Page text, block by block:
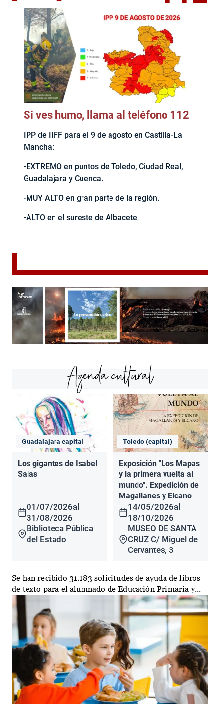
Si ves humo, llama al teléfono 112
IPP de IIFF para el 9 de agosto en Castilla-La
Mancha:
-EXTREMO en puntos de Toledo, Ciudad Real,
Guadalajara y Cuenca.
-MUY ALTO en gran parte de la región.
-ALTO en el sureste de Albacete.
Agenda cultural
Guadalajara capital
Los gigantes de Isabel
Salas
01/07/2026al
31/08/2026
Biblioteca Pública
del Estado
Toledo (capital)
Exposición "Los Mapas
y la primera vuelta al
mundo". Expedición de
Magallanes y Elcano
14/05/2026al
18/10/2026
MUSEO DE SANTA
CRUZ C/ Miguel de
Cervantes, 3
Se han recibido 31.183 solicitudes de ayuda de libros
de texto para el alumnado de Educación Primaria y...